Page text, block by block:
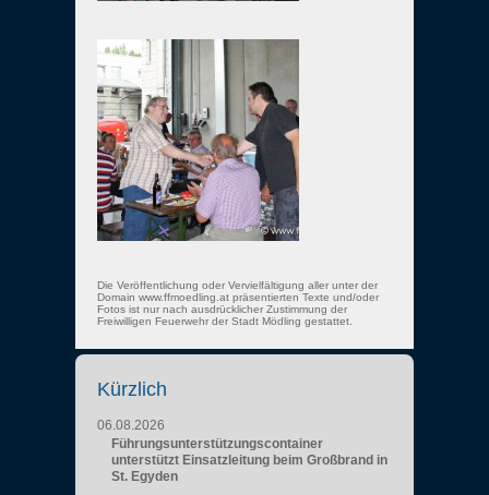
Die Veröffentlichung oder Vervielfältigung aller unter der
Domain www.ffmoedling.at präsentierten Texte und/oder
Fotos ist nur nach ausdrücklicher Zustimmung der
Freiwilligen Feuerwehr der Stadt Mödling gestattet.
Kürzlich
06.08.2026
Führungsunterstützungscontainer
unterstützt Einsatzleitung beim Großbrand in
St. Egyden